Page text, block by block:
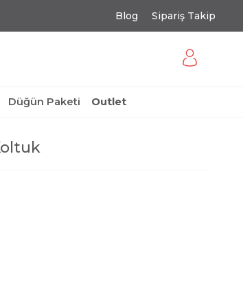
Blog Sipariş Takip
Düğün Paketi Outlet